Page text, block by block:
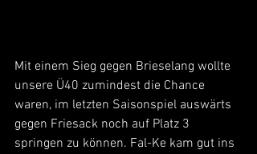
Mit einem Sieg gegen Brieselang wollte
unsere Ü40 zumindest die Chance
waren, im letzten Saisonspiel auswärts
gegen Friesack noch auf Platz 3
springen zu können. Fal-Ke kam gut ins